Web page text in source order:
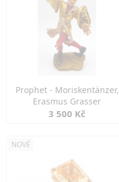
Prophet - Moriskentänzer,
Erasmus Grasser
3 500 Kč
NOVÉ